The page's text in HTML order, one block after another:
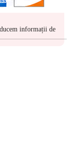
informații de